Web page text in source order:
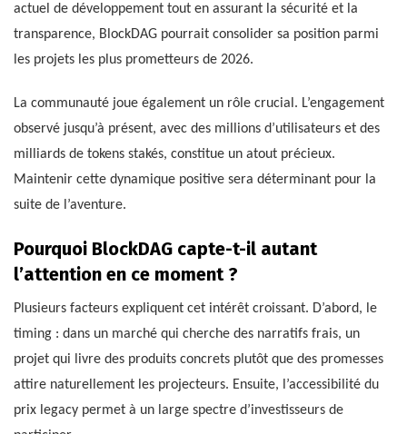
actuel de développement tout en assurant la sécurité et la
transparence, BlockDAG pourrait consolider sa position parmi
les projets les plus prometteurs de 2026.
La communauté joue également un rôle crucial. L’engagement
observé jusqu’à présent, avec des millions d’utilisateurs et des
milliards de tokens stakés, constitue un atout précieux.
Maintenir cette dynamique positive sera déterminant pour la
suite de l’aventure.
Pourquoi BlockDAG capte-t-il autant
l’attention en ce moment ?
Plusieurs facteurs expliquent cet intérêt croissant. D’abord, le
timing : dans un marché qui cherche des narratifs frais, un
projet qui livre des produits concrets plutôt que des promesses
attire naturellement les projecteurs. Ensuite, l’accessibilité du
prix legacy permet à un large spectre d’investisseurs de